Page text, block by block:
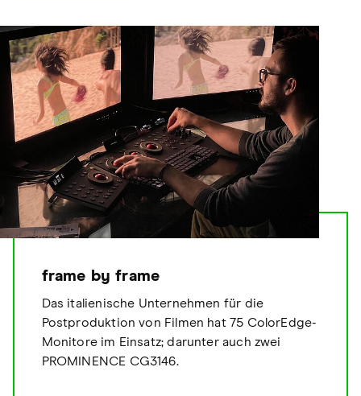
frame by frame
Das italienische Unternehmen für die
Postproduktion von Filmen hat 75 ColorEdge-
Monitore im Einsatz; darunter auch zwei
PROMINENCE CG3146.